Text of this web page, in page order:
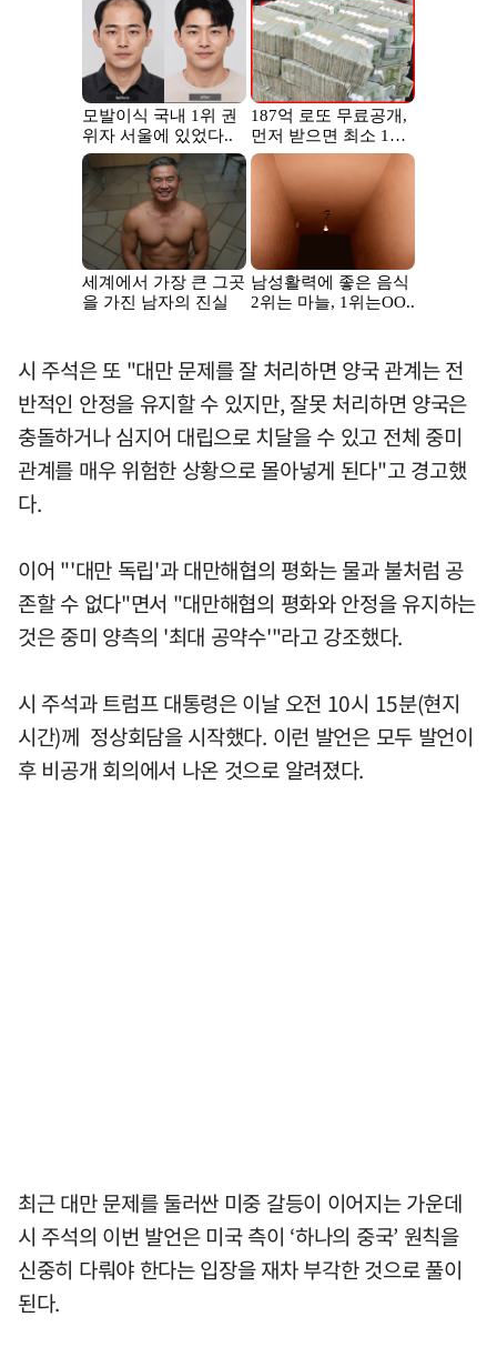
시 주석은 또 "대만 문제를 잘 처리하면 양국 관계는 전
반적인 안정을 유지할 수 있지만, 잘못 처리하면 양국은
충돌하거나 심지어 대립으로 치달을 수 있고 전체 중미
관계를 매우 위험한 상황으로 몰아넣게 된다"고 경고했
다.
이어 "'대만 독립'과 대만해협의 평화는 물과 불처럼 공
존할 수 없다"면서 "대만해협의 평화와 안정을 유지하는
것은 중미 양측의 '최대 공약수'"라고 강조했다.
시 주석과 트럼프 대통령은 이날 오전 10시 15분(현지
시간)께 정상회담을 시작했다. 이런 발언은 모두 발언이
후 비공개 회의에서 나온 것으로 알려졌다.
최근 대만 문제를 둘러싼 미중 갈등이 이어지는 가운데
시 주석의 이번 발언은 미국 측이 ‘하나의 중국’ 원칙을
신중히 다뤄야 한다는 입장을 재차 부각한 것으로 풀이
된다.